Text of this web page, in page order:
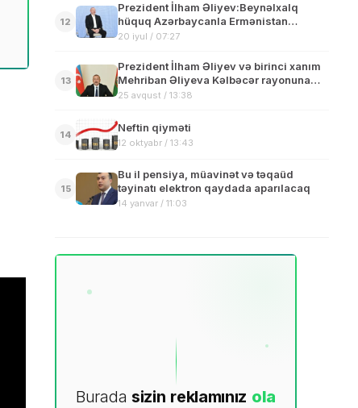
12
Prezident İlham Əliyev:Beynəlxalq
hüquq Azərbaycanla Ermənistan
arasında etimadın zəmanəti olmalıdır
20 iyul / 07:27
13
Prezident İlham Əliyev və birinci xanım
Mehriban Əliyeva Kəlbəcər rayonuna
səfər ediblər
25 avqust / 13:38
14
Neftin qiyməti
12 oktyabr / 13:43
15
Bu il pensiya, müavinət və təqaüd
təyinatı elektron qaydada aparılacaq
14 yanvar / 11:03
Burada sizin reklamınız ola